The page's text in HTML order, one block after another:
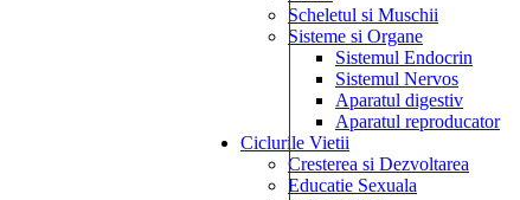
Scheletul si Muschii
Sisteme si Organe
Sistemul Endocrin
Sistemul Nervos
Aparatul digestiv
Aparatul reproducator
Ciclurile Vietii
Cresterea si Dezvoltarea
Educatie Sexuala